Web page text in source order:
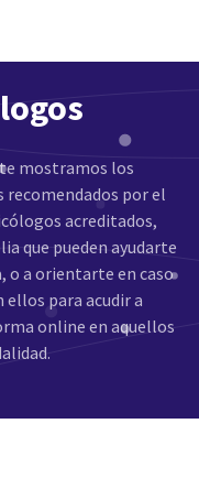
mostramos los
por el
acreditados,
que pueden ayudarte
o a orientarte en caso
ellos para acudir a
online en aquellos